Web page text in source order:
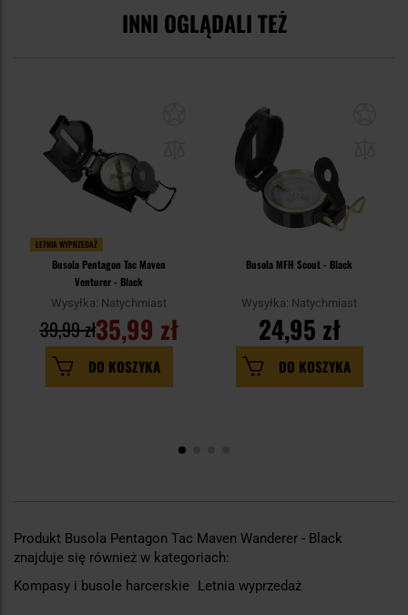
INNI OGLĄDALI TEŻ
LETNIA WYPRZEDAŻ
Busola Pentagon Tac Maven
Venturer - Black
Wysyłka: Natychmiast
35,99 zł
39,99 zł
DO KOSZYKA
Busola MFH Scout - Black
Wysyłka: Natychmiast
24,95 zł
DO KOSZYKA
Produkt Busola Pentagon Tac Maven Wanderer - Black
znajduje się również w kategoriach:
Kompasy i busole harcerskie Letnia wyprzedaż